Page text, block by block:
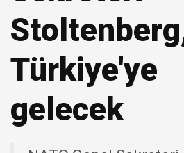
Türkiye'ye
gelecek